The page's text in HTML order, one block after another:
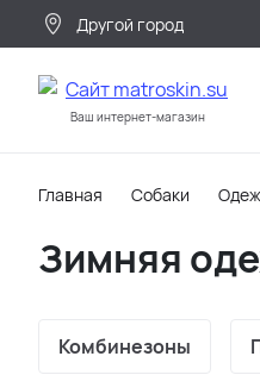
Другой город
Ваш интернет-магазин
Главная Собаки
Зимняя
Комбинезоны